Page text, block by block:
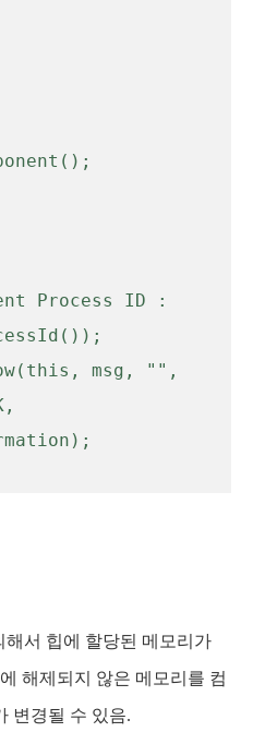
Process ID :
서 힙에 할당된 메모리가
해제되지 않은 메모리를 컴
변경될 수 있음.